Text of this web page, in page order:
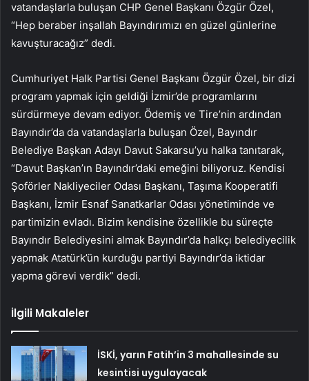
vatandaşlarla buluşan CHP Genel Başkanı Özgür Özel,
“Hep beraber inşallah Bayındırımızı en güzel günlerine
kavuşturacağız” dedi.
Cumhuriyet Halk Partisi Genel Başkanı Özgür Özel, bir dizi
program yapmak için geldiği İzmir’de programlarını
sürdürmeye devam ediyor. Ödemiş ve Tire’nin ardından
Bayındır’da da vatandaşlarla buluşan Özel, Bayındır
Belediye Başkan Adayı Davut Sakarsu’yu halka tanıtarak,
“Davut Başkan’ın Bayındır’daki emeğini biliyoruz. Kendisi
Şoförler Nakliyeciler Odası Başkanı, Taşıma Kooperatifi
Başkanı, İzmir Esnaf Sanatkarlar Odası yönetiminde ve
partimizin evladı. Bizim kendisine özellikle bu süreçte
Bayındır Belediyesini almak Bayındır’da halkçı belediyecilik
yapmak Atatürk’ün kurduğu partiyi Bayındır’da iktidar
yapma görevi verdik” dedi.
İlgili Makaleler
İSKİ, yarın Fatih’in 3 mahallesinde su
kesintisi uygulayacak